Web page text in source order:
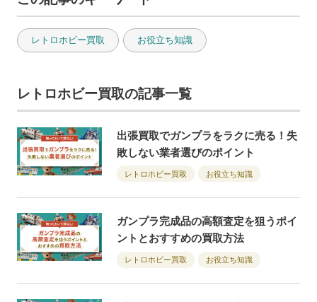
レトロホビー買取 お役立ち知識
レトロホビー買取の記事一覧
出張買取でガンプラをラクに売る！失
敗しない業者選びのポイント
レトロホビー買取 お役立ち知識
ガンプラ完成品の高額査定を狙うポイ
ントとおすすめの買取方法
レトロホビー買取 お役立ち知識